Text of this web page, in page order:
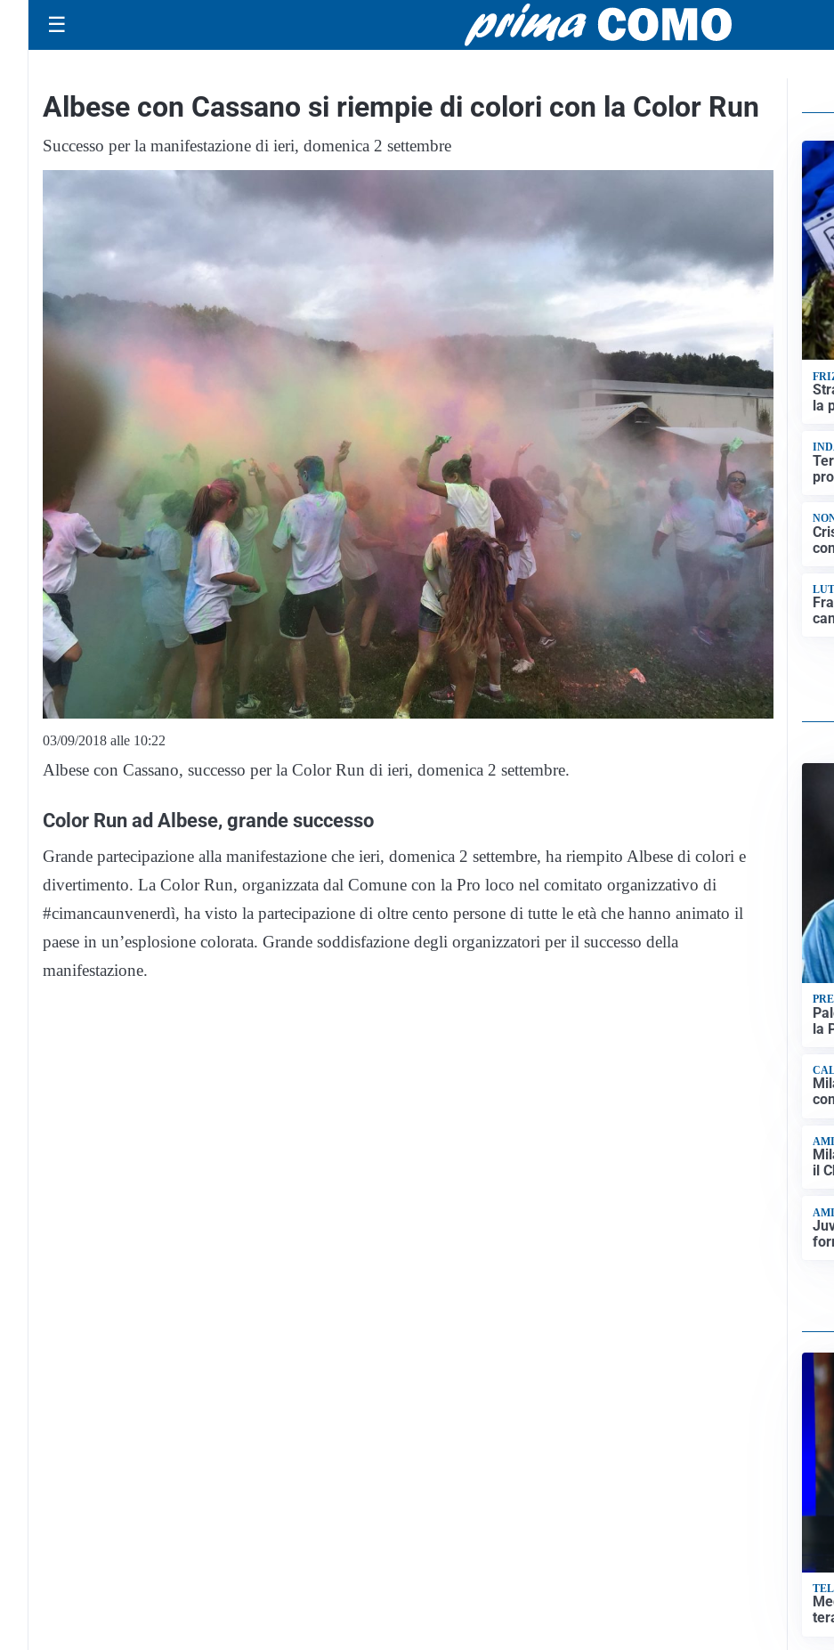
☰
Albese con Cassano si riempie di colori con la Color Run
Successo per la manifestazione di ieri, domenica 2 settembre
03/09/2018 alle 10:22
Albese con Cassano, successo per la Color Run di ieri, domenica 2 settembre.
Color Run ad Albese, grande successo
Grande partecipazione alla manifestazione che ieri, domenica 2 settembre, ha riempito Albese di colori e
divertimento. La Color Run, organizzata dal Comune con la Pro loco nel comitato organizzativo di
#cimancaunvenerdì, ha visto la partecipazione di oltre cento persone di tutte le età che hanno animato il
paese in un’esplosione colorata. Grande soddisfazione degli organizzatori per il successo della
manifestazione.
la
la
il